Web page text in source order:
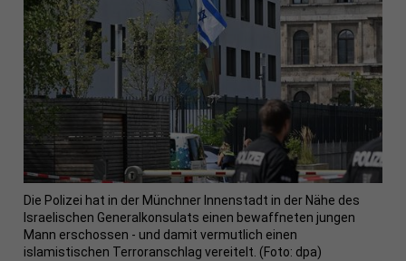
Die Polizei hat in der Münchner Innenstadt in der Nähe des
Israelischen Generalkonsulats einen bewaffneten jungen
Mann erschossen - und damit vermutlich einen
islamistischen Terroranschlag vereitelt. (Foto: dpa)